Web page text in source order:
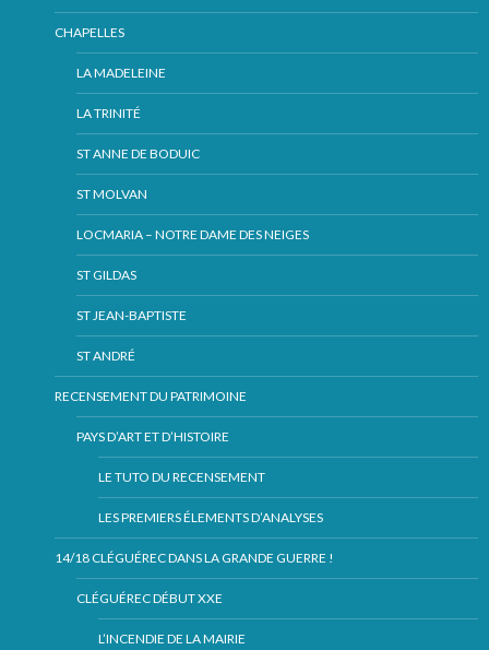
CHAPELLES
LA MADELEINE
LA TRINITÉ
ST ANNE DE BODUIC
ST MOLVAN
LOCMARIA – NOTRE DAME DES NEIGES
ST GILDAS
ST JEAN-BAPTISTE
ST ANDRÉ
RECENSEMENT DU PATRIMOINE
PAYS D’ART ET D’HISTOIRE
LE TUTO DU RECENSEMENT
LES PREMIERS ÉLEMENTS D’ANALYSES
14/18 CLÉGUÉREC DANS LA GRANDE GUERRE !
CLÉGUÉREC DÉBUT XXE
L’INCENDIE DE LA MAIRIE